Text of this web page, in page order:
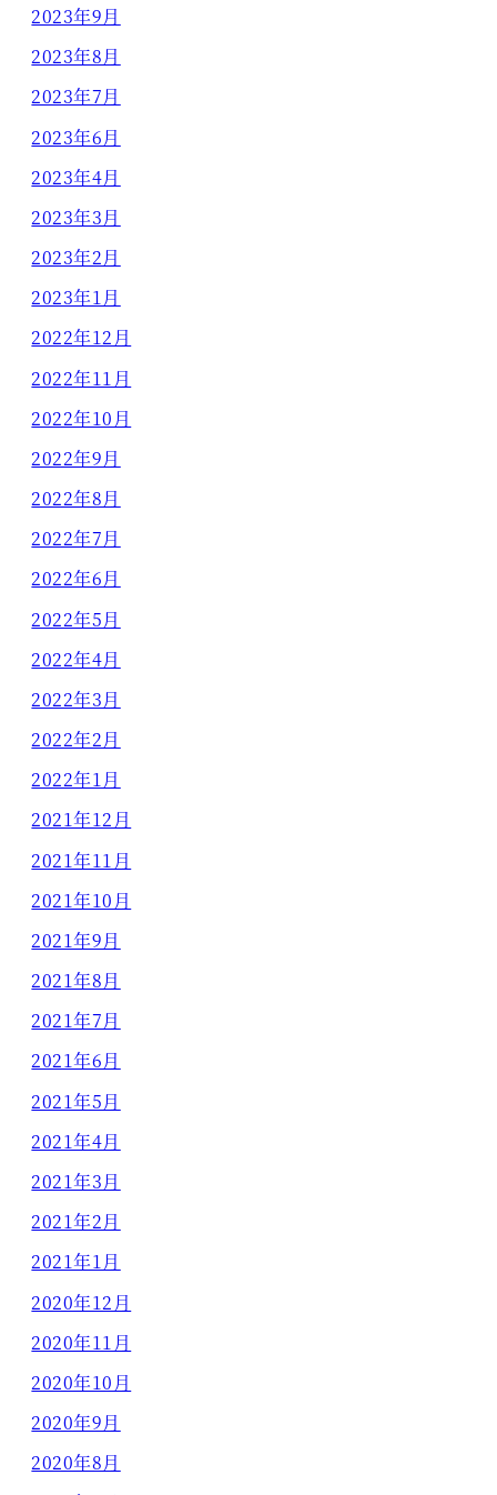
2023年9月
2023年8月
2023年7月
2023年6月
2023年4月
2023年3月
2023年2月
2023年1月
2022年12月
2022年11月
2022年10月
2022年9月
2022年8月
2022年7月
2022年6月
2022年5月
2022年4月
2022年3月
2022年2月
2022年1月
2021年12月
2021年11月
2021年10月
2021年9月
2021年8月
2021年7月
2021年6月
2021年5月
2021年4月
2021年3月
2021年2月
2021年1月
2020年12月
2020年11月
2020年10月
2020年9月
2020年8月